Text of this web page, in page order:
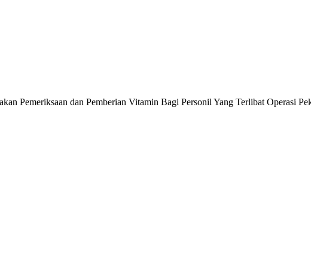
Pemeriksaan dan Pemberian Vitamin Bagi Personil Yang Terlibat Operasi